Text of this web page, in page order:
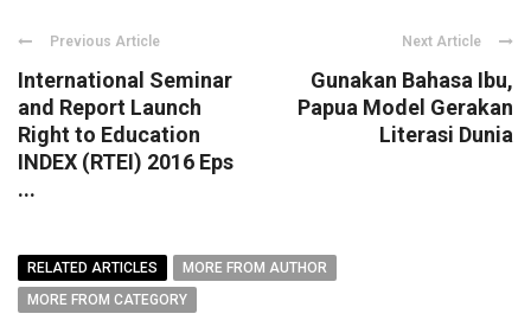
Previous Article
International Seminar
and Report Launch
Right to Education
INDEX (RTEI) 2016 Eps
...
Next Article
Gunakan Bahasa Ibu,
Papua Model Gerakan
Literasi Dunia
RELATED ARTICLES
MORE FROM AUTHOR
MORE FROM CATEGORY